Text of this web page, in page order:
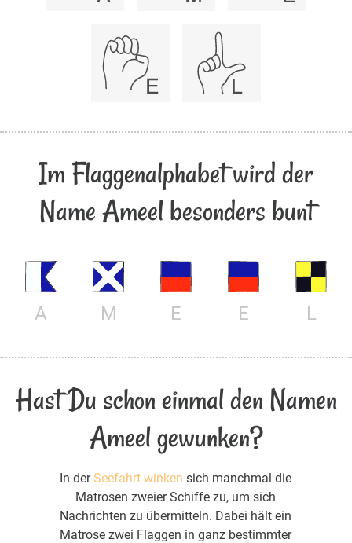
Im Flaggenalphabet wird der
Name Ameel besonders bunt
A M E E L
Hast Du schon einmal den Namen
Ameel gewunken?
In derSeefahrt winken sich manchmal die
Matrosen zweier Schiffe zu, um sich
Nachrichten zu übermitteln. Dabei hält ein
Matrose zwei Flaggen in ganz bestimmter